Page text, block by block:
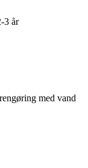
3 år
med vand